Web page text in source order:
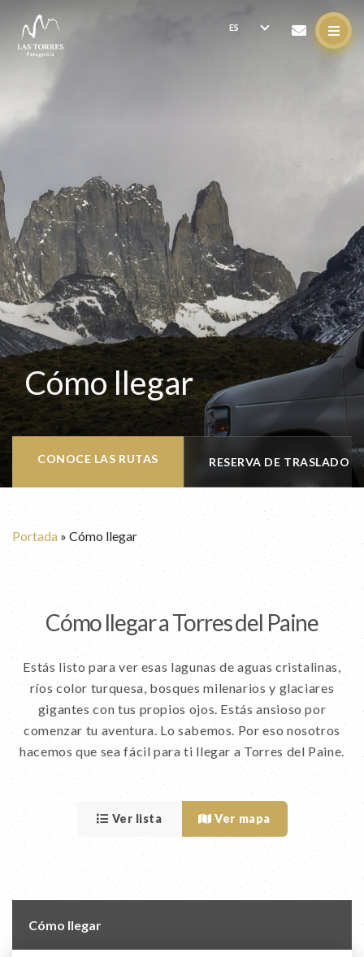
Cómo llegar
CONOCE LAS RUTAS RESERVA DE TRASLADO
Portada » Cómo llegar
Cómo llegar a Torres del Paine
Estás listo para ver esas lagunas de aguas cristalinas,
ríos color turquesa, bosques milenarios y glaciares
gigantes con tus propios ojos. Estás ansioso por
comenzar tu aventura. Lo sabemos. Por eso nosotros
hacemos que sea fácil para ti llegar a Torres del Paine.
Ver lista Ver mapa
Cómo llegar